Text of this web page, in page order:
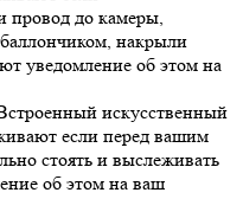
провод до камеры,
накрыли
уведомление об этом на
искусственный
если перед вашим
стоять и выслеживать
об этом на ваш